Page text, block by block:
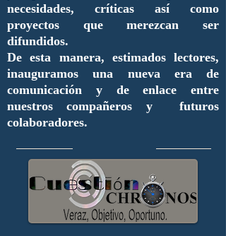
necesidades, críticas así como
proyectos que merezcan ser
difundidos.
De esta manera, estimados lectores,
inauguramos una nueva era de
comunicación y de enlace entre
nuestros compañeros y futuros
colaboradores.